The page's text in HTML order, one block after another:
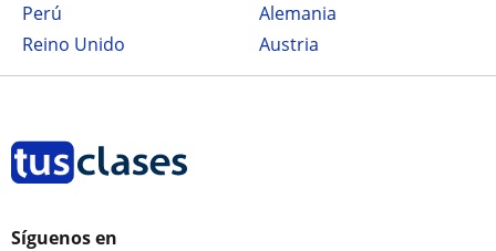
Perú
Alemania
Reino Unido
Austria
Síguenos en